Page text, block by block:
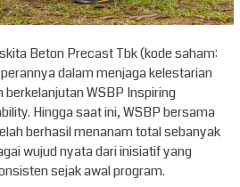
Beton Precast Tbk (kode saham:
dalam menjaga kelestarian
WSBP Inspiring
Hingga saat ini, WSBP bersama
berhasil menanam total sebanyak
wujud nyata dari inisiatif yang
sejak awal program.